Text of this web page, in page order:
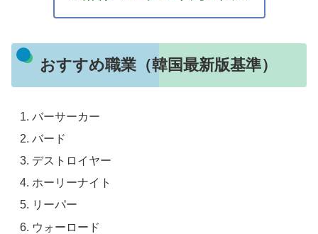
おすすめ職業（韓国最新版基準）
バーサーカー
バード
デストロイヤー
ホーリーナイト
リーパー
ウォーロード